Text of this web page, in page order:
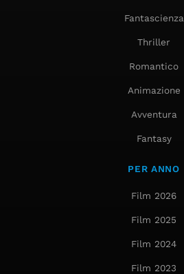
Fantascienza
Thriller
Romantico
Animazione
Avventura
Fantasy
PER ANNO
Film 2026
Film 2025
Film 2024
Film 2023